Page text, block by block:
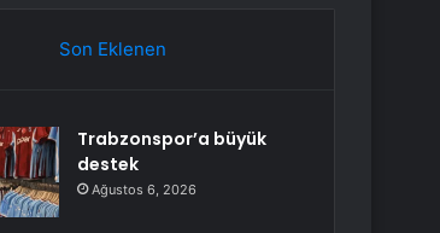
Son Eklenen
Trabzonspor’a büyük
destek
Ağustos 6, 2026